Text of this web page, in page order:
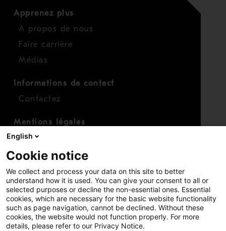
Apprenez plus
À propos de nous
Faire carrière
Médias
Informations de contact
Contactez
Mentions légales
Conditions générales
professionnelles sur devis
professionnelles de maintenance
English
Cookie notice
We collect and process your data on this site to better
understand how it is used. You can give your consent to all or
selected purposes or decline the non-essential ones. Essential
cookies, which are necessary for the basic website functionality
such as page navigation, cannot be declined. Without these
cookies, the website would not function properly. For more
details, please refer to our Privacy Notice.